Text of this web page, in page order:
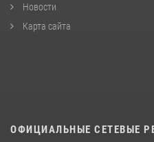
Новости
Карта сайта
ОФИЦИАЛЬНЫЕ СЕТЕВЫЕ